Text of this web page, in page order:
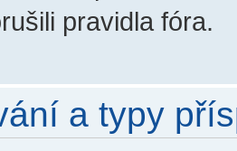
pravidla fóra.
a typy